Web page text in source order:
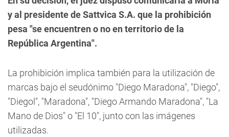
y al presidente de Sattvica S.A. que la prohibición
pesa "se encuentren o no en territorio de la
República Argentina".
La prohibición implica también para la utilización de
marcas bajo el seudónimo "Diego Maradona", "Diego",
"Diegol", "Maradona", "Diego Armando Maradona", "La
Mano de Dios" o "El 10", junto con las imágenes
utilizadas.